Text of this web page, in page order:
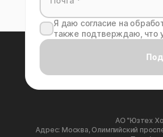
Я даю согласие на
также подтверждаю, что
АО "Юзтех
Адрес: Москва, Олимпийский